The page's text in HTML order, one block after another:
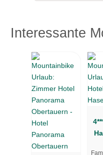
Interessante